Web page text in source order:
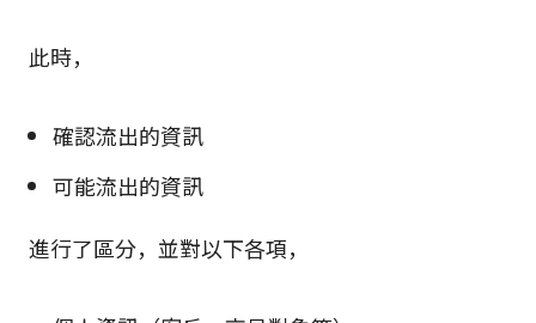
此時，
確認流出的資訊
可能流出的資訊
進行了區分，並對以下各項，